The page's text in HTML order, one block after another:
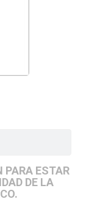
PARA ESTAR
DE LA